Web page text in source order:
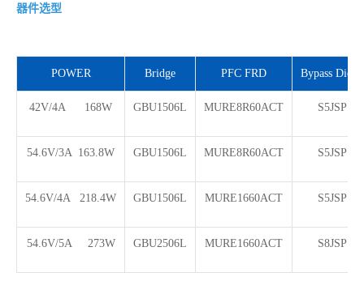
器件选型
POWER Bridge PFC FRD Bypass Diode
42V/4A 168W GBU1506L MURE8R60ACT S5JSP
54.6V/3A 163.8W GBU1506L MURE8R60ACT S5JSP
54.6V/4A 218.4W GBU1506L MURE1660ACT S5JSP
54.6V/5A 273W GBU2506L MURE1660ACT S8JSP